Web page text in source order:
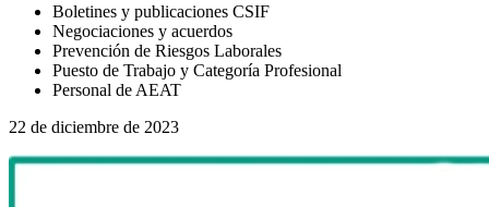
Boletines y publicaciones CSIF
Negociaciones y acuerdos
Prevención de Riesgos Laborales
Puesto de Trabajo y Categoría Profesional
Personal de AEAT
22 de diciembre de 2023